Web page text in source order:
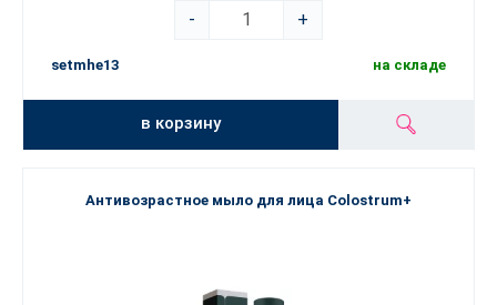
-
+
setmhe13 на складе
в корзину
Антивозрастное мыло для лица Colostrum+